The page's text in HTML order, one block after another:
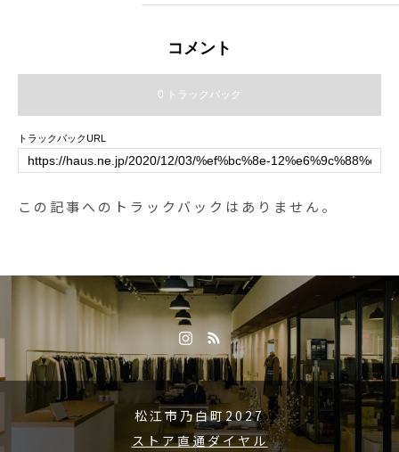
コメント
0 トラックバック
トラックバックURL
この記事へのトラックバックはありません。
松江市乃白町2027
ストア直通ダイヤル